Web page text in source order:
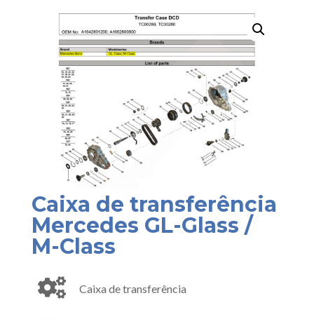
Caixa de transferência
Mercedes GL-Glass /
M-Class
Caixa de transferência